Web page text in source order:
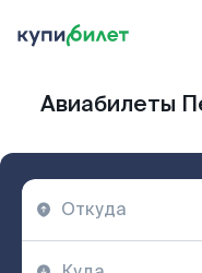
Авиабилеты